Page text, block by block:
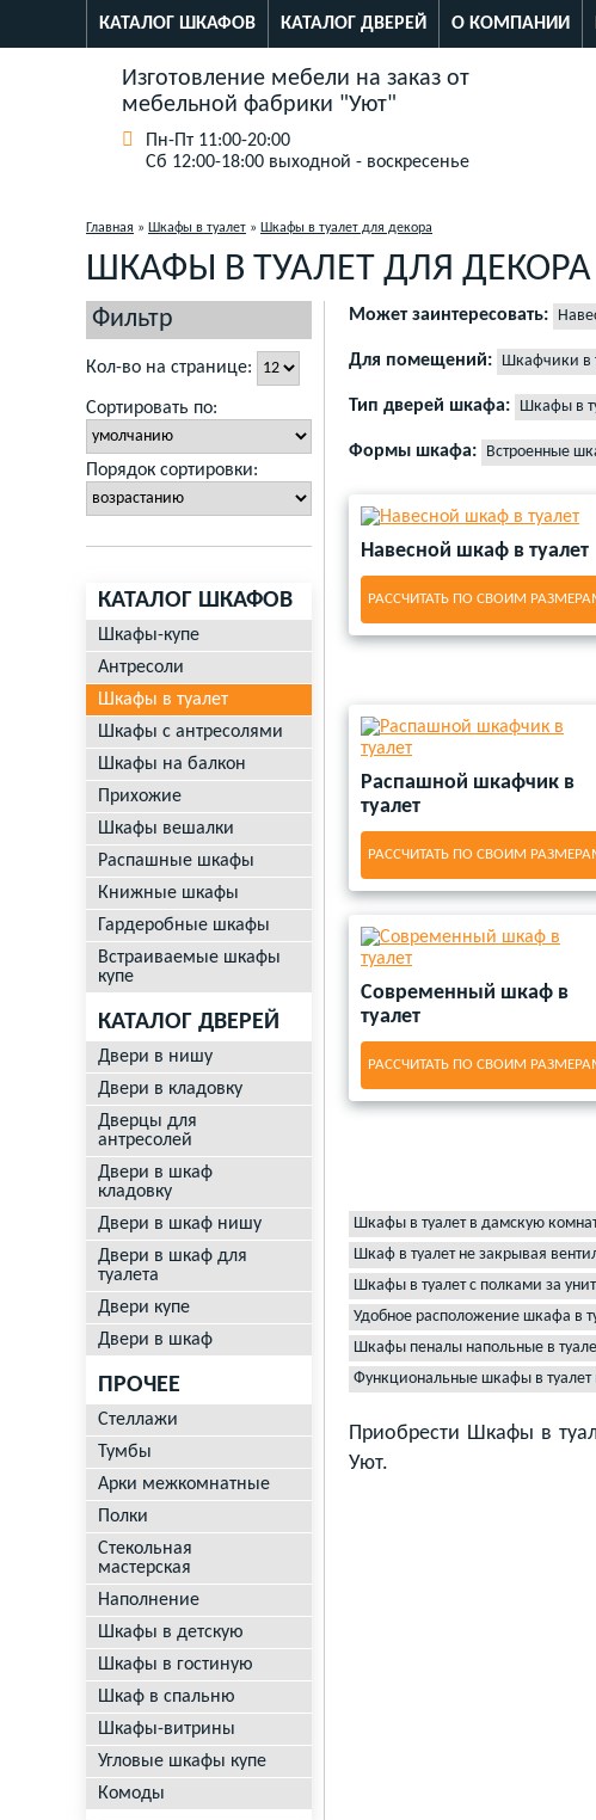
КАТАЛОГ ШКАФОВ КАТАЛОГ ДВЕРЕЙ О КОМПАНИИ
Изготовление мебели на заказ от
мебельной фабрики "Уют"
Пн-Пт 11:00-20:00
Сб 12:00-18:00 выходной - воскресенье
Главная » Шкафы в туалет » Шкафы в туалет для декора
ШКАФЫ В ТУАЛЕТ ДЛЯ ДЕКОРА
Фильтр
Кол-во на странице:
Сортировать по:
Порядок сортировки:
КАТАЛОГ ШКАФОВ
Шкафы-купе
Антресоли
Шкафы в туалет
Шкафы с антресолями
Шкафы на балкон
Прихожие
Шкафы вешалки
Распашные шкафы
Книжные шкафы
Гардеробные шкафы
Встраиваемые шкафы
купе
КАТАЛОГ ДВЕРЕЙ
Двери в нишу
Двери в кладовку
Дверцы для
антресолей
Двери в шкаф
кладовку
Двери в шкаф нишу
Двери в шкаф для
туалета
Двери купе
Двери в шкаф
ПРОЧЕЕ
Стеллажи
Тумбы
Арки межкомнатные
Полки
Стекольная
мастерская
Наполнение
Шкафы в детскую
Шкафы в гостиную
Шкаф в спальню
Шкафы-витрины
Угловые шкафы купе
Комоды
Может заинтересовать:
Сантехнические шкафы в туалет
Для помещений: Шкафчики в
Тип дверей шкафа: Шкафы в
Формы шкафа: Встроенные
Навесной шкаф в туалет
РАССЧИТАТЬ ПО СВОИМ
Распашной шкафчик в
туалет
РАССЧИТАТЬ ПО СВОИМ
Современный шкаф в
туалет
РАССЧИТАТЬ ПО СВОИМ
Шкафы в туалет в дамскую
Шкаф в туалет не закрывая
Шкафы в туалет с полками за
Удобное расположение шкафа в
Шкафы пеналы напольные в
Функциональные шкафы в туалет
Приобрести Шкафы в
Уют.